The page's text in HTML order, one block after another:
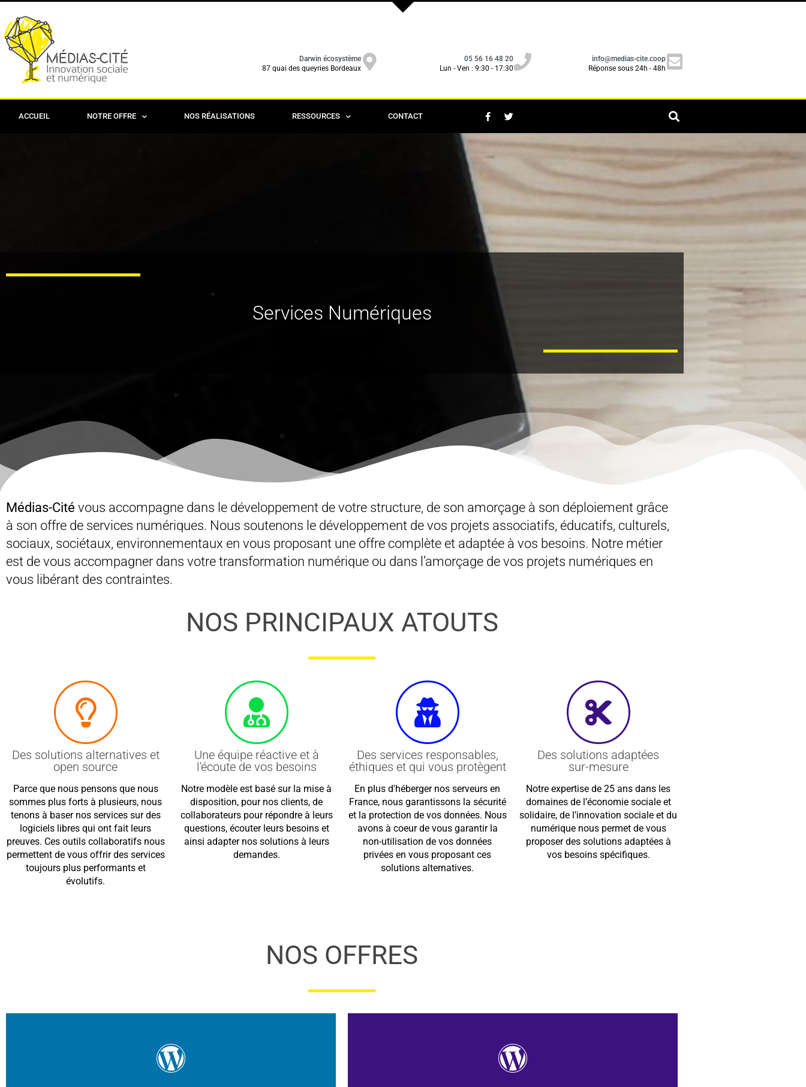
Darwin écosystème
87 quai des queyries Bordeaux
05 56 16 48 20
Lun - Ven : 9:30 - 17:30
info@medias-cite.coop
Réponse sous 24h - 48h
ACCUEIL NOTRE OFFRE NOS RÉALISATIONS RESSOURCES CONTACT
Services Numériques
Médias-Cité vous accompagne dans le développement de votre structure, de son amorçage à son déploiement grâce
à son offre de services numériques. Nous soutenons le développement de vos projets associatifs, éducatifs, culturels,
sociaux, sociétaux, environnementaux en vous proposant une offre complète et adaptée à vos besoins. Notre métier
est de vous accompagner dans votre transformation numérique ou dans l’amorçage de vos projets numériques en
vous libérant des contraintes.
NOS PRINCIPAUX ATOUTS
Des solutions alternatives et
open source
Parce que nous pensons que nous
sommes plus forts à plusieurs, nous
tenons à baser nos services sur des
logiciels libres qui ont fait leurs
preuves. Ces outils collaboratifs nous
permettent de vous offrir des services
toujours plus performants et
évolutifs.
Une équipe réactive et à
l'écoute de vos besoins
Notre modèle est basé sur la mise à
disposition, pour nos clients, de
collaborateurs pour répondre à leurs
questions, écouter leurs besoins et
ainsi adapter nos solutions à leurs
demandes.
Des services responsables,
éthiques et qui vous protègent
En plus d'héberger nos serveurs en
France, nous garantissons la sécurité
et la protection de vos données. Nous
avons à coeur de vous garantir la
non-utilisation de vos données
privées en vous proposant ces
solutions alternatives.
Des solutions adaptées
sur-mesure
Notre expertise de 25 ans dans les
domaines de l’économie sociale et
solidaire, de l’innovation sociale et du
numérique nous permet de vous
proposer des solutions adaptées à
vos besoins spécifiques.
NOS OFFRES